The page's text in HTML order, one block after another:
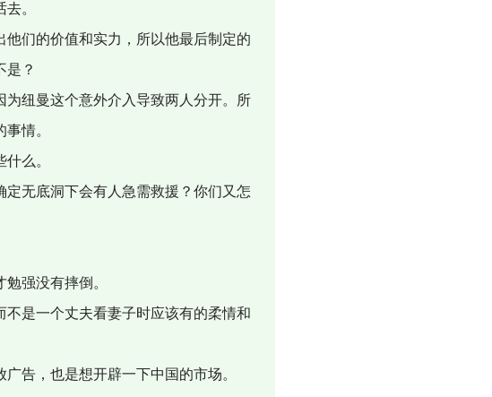
。
们的价值和实力，所以他最后制定的
是？
纽曼这个意外介入导致两人分开。所
情。
么。
无底洞下会有人急需救援？你们又怎
强没有摔倒。
是一个丈夫看妻子时应该有的柔情和
告，也是想开辟一下中国的市场。